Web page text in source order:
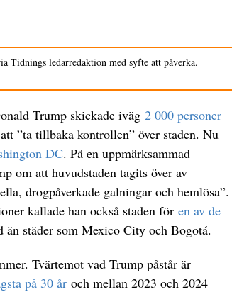
Tidnings ledarredaktion med syfte att påverka.
Trump skickade iväg 2 000 personer
”ta tillbaka kontrollen” över staden. Nu
DC. På en uppmärksammad
om att huvudstaden tagits över av
drogpåverkade galningar och hemlösa”.
kallade han också staden för en av de
än städer som Mexico City och Bogotá.
Tvärtemot vad Trump påstår är
på 30 år och mellan 2023 och 2024